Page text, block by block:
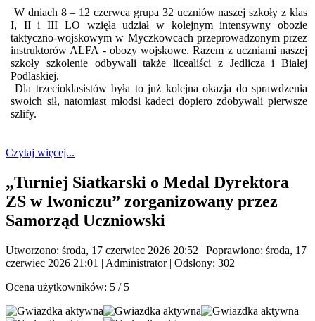
W dniach 8 – 12 czerwca grupa 32 uczniów naszej szkoły z klas
I, II i III LO wzięła udział w kolejnym intensywny obozie
taktyczno-wojskowym w Myczkowcach przeprowadzonym przez
instruktorów ALFA - obozy wojskowe. Razem z uczniami naszej
szkoły szkolenie odbywali także licealiści z Jedlicza i Białej
Podlaskiej.
Dla trzecioklasistów była to już kolejna okazja do sprawdzenia
swoich sił, natomiast młodsi kadeci dopiero zdobywali pierwsze
szlify.
Czytaj więcej...
„Turniej Siatkarski o Medal Dyrektora
ZS w Iwoniczu” zorganizowany przez
Samorząd Uczniowski
Utworzono: środa, 17 czerwiec 2026 20:52 | Poprawiono: środa, 17
czerwiec 2026 21:01 | Administrator| Odsłony: 302
Ocena użytkowników: 5 / 5